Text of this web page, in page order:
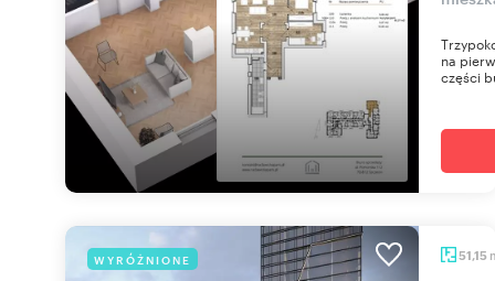
na
części
WYRÓŻNIONE 51,15